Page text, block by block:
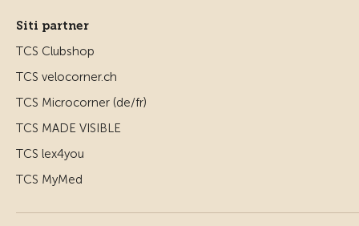
Siti partner
TCS Clubshop
TCS velocorner.ch
TCS Microcorner (de/fr)
TCS MADE VISIBLE
TCS lex4you
TCS MyMed